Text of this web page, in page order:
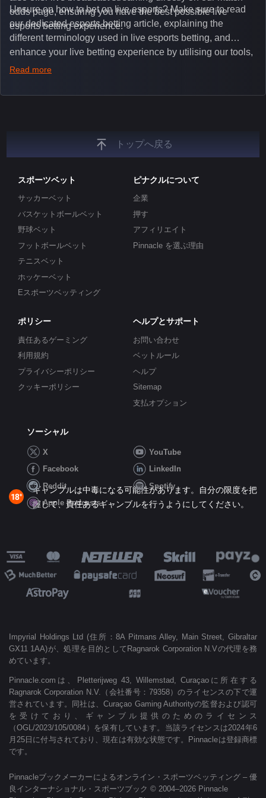
odds page, ensuring you have the best possible live
esports betting experience.
Unsure on how to bet on live esports? Make sure to read
our dedicated esports betting article, explaining the
different terminology used in live esports betting, and
enhance your live betting experience by utilising our tools,
such as integrated live broadcasts, match and round
unique insights on the latest esports events.
Read more
トップへ戻る
スポーツベット
サッカーベット
バスケットボールベット
野球ベット
フットボールベット
テニスベット
ホッケーベット
Eスポーツベッティング
ピナクルについて
企業
押す
アフィリエイト
Pinnacle を選ぶ理由
ポリシー
責任あるゲーミング
利用規約
プライバシーポリシー
クッキーポリシー
ヘルプとサポート
お問い合わせ
ベットルール
ヘルプ
Sitemap
支払オプション
ソーシャル
X
YouTube
Facebook
LinkedIn
Reddit
Spotify
Apple Podcasts
ギャンブルは中毒になる可能性があります。自分の限度を把
握して、責任あるギャンブルを行うようにしてください。
Impyrial Holdings Ltd (住所：8A Pitmans Alley, Main Street, Gibraltar
GX11 1AA)が、処理を目的としてRagnarok Corporation N.Vの代理を務
めています。
Pinnacle.comは、Pletterijweg 43, Willemstad, Curaçaoに所在する
Ragnarok Corporation N.V.（会社番号：79358）のライセンスの下で運
営されています。同社は、Curaçao Gaming Authorityの監督および認可
を受けており、ギャンブル提供のためのライセンス
（OGL/2023/105/0084）を保有しています。当該ライセンスは2024年6
月25日に付与されており、現在は有効な状態です。Pinnacleは登録商標
です。
Pinnacleブックメーカーによるオンライン・スポーツベッティング – 優
良インターナショナル・スポーツブック © 2004–2026 Pinnacle